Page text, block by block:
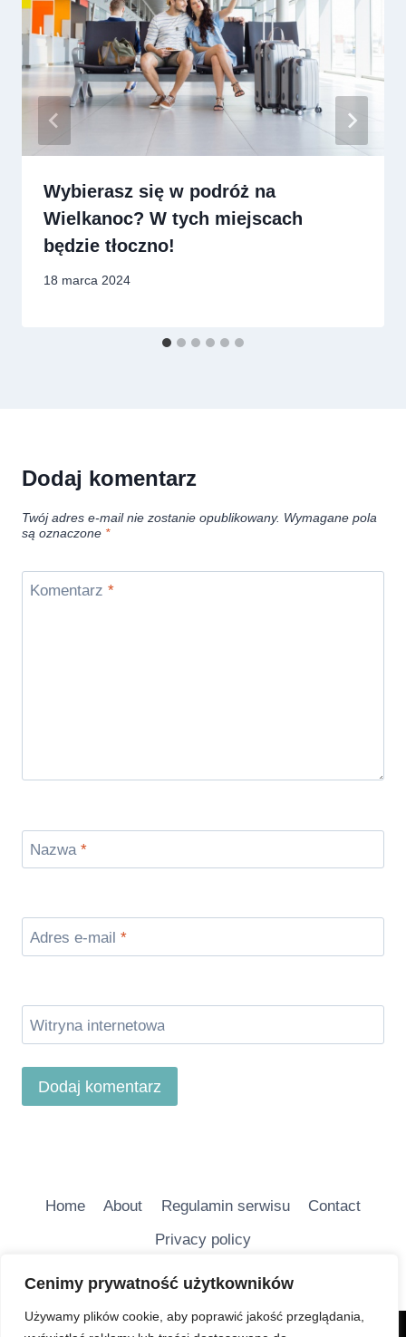
Cenimy prywatność użytkowników
Używamy plików cookie, aby poprawić jakość przeglądania,
Wybierasz się w podróż na
Wielkanoc? W tych miejscach
będzie tłoczno!
18 marca 2024
Dodaj komentarz
Twój adres e-mail nie zostanie opublikowany. Wymagane pola
są oznaczone *
Komentarz *
Nazwa *
Adres e-mail *
Witryna internetowa
Home About Regulamin serwisu
Contact
Privacy policy